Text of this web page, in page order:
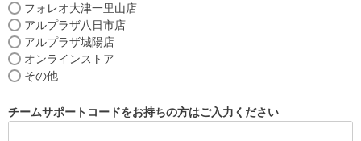
フォレオ大津一里山店
アルプラザ八日市店
アルプラザ城陽店
オンラインストア
その他
チームサポートコードをお持ちの方はご入力ください